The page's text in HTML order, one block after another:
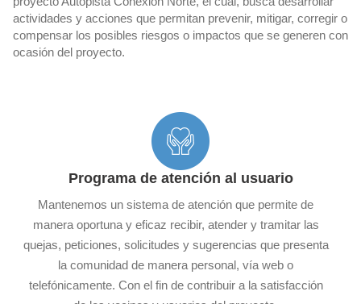
actividades y acciones que permitan prevenir, mitigar, corregir o
compensar los posibles riesgos o impactos que se generen con
ocasión del proyecto.
Programa de atención al usuario
Mantenemos un sistema de atención que permite de
manera oportuna y eficaz recibir, atender y tramitar las
quejas, peticiones, solicitudes y sugerencias que presenta
la comunidad de manera personal, vía web o
telefónicamente. Con el fin de contribuir a la satisfacción